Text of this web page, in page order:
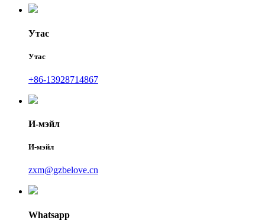
Утас
Утас
+86-13928714867
И-мэйл
И-мэйл
zxm@gzbelove.cn
Whatsapp